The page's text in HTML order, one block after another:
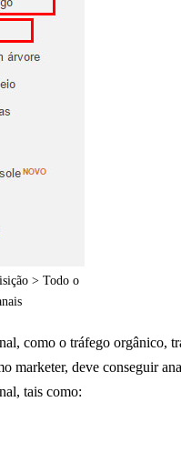
> Todo o
como o tráfego orgânico,
marketer, deve conseguir
tais como: